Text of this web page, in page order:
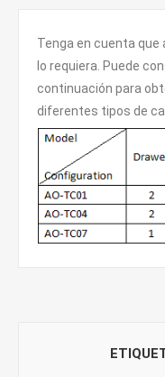
Tenga en cuenta
lo requiera. Puede
continuación para
diferentes tipos de